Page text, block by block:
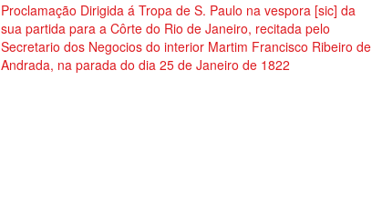
Proclamação Dirigida á Tropa de S. Paulo na vespora [sic] da
sua partida para a Côrte do Rio de Janeiro, recitada pelo
Secretario dos Negocios do interior Martim Francisco Ribeiro de
Andrada, na parada do dia 25 de Janeiro de 1822